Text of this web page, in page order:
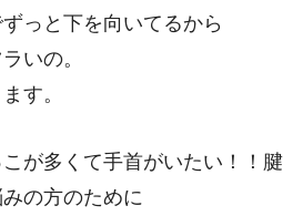
っと下を向いてるから
いの。
す。
が多くて手首がいたい！！腱
の方のために